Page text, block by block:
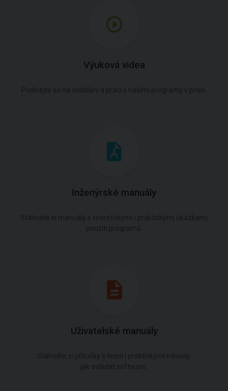
Výuková videa
Podívejte se na ovládání a práci s našimi programy v praxi.
Inženýrské manuály
Stáhněte si manuály s teoretickými i praktickými ukázkami
použití programů.
Uživatelské manuály
Stáhněte si příručky s teorií i praktickými návody,
jak ovládat software.